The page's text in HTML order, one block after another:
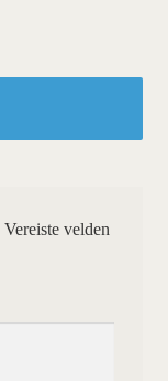
Vereiste velden